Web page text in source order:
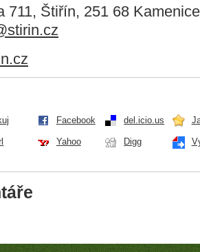
711, Štiřín, 251 68 Kamenice
Facebook del.icio.us
Yahoo Digg